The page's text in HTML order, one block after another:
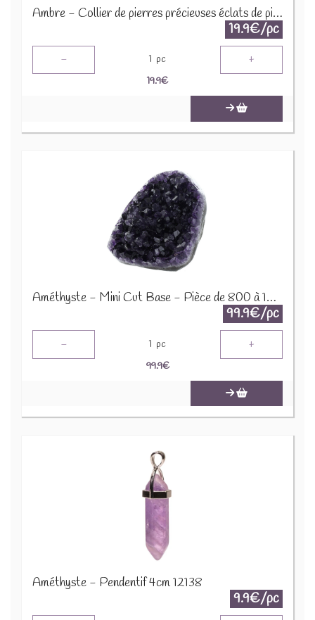
Ambre - Collier de pierres précieuses éclats de pierres 45cm COLC-AMB
19.9€/pc
- 1 pc +
19.9€
Améthyste - Mini Cut Base - Pièce de 800 à 1000 Gr 64059
99.9€/pc
- 1 pc +
99.9€
Améthyste - Pendentif 4cm 12138
9.9€/pc